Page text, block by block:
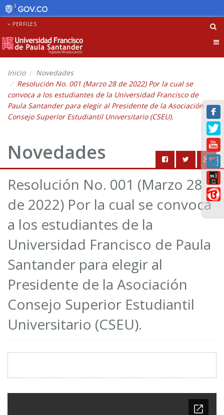
PERFILES
Inicio
Novedades
Resolución No. 001 (Marzo 28 de 2022) Por la cual se
convoca a los estudiantes de la Universidad Francisco de
Paula Santander para elegir al Presidente de la Asociación
Consejo Superior Estudiantil Universitario (CSEU).
Novedades
Resolución No. 001 (Marzo 28
de 2022) Por la cual se convoca
a los estudiantes de la
Universidad Francisco de Paula
Santander para elegir al
Presidente de la Asociación
Consejo Superior Estudiantil
Universitario (CSEU).